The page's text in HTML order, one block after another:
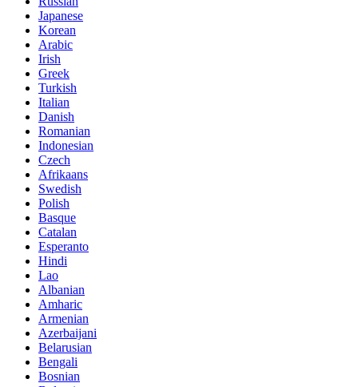
Japanese
Korean
Arabic
Irish
Greek
Turkish
Italian
Danish
Romanian
Indonesian
Czech
Afrikaans
Swedish
Polish
Basque
Catalan
Esperanto
Hindi
Lao
Albanian
Amharic
Armenian
Azerbaijani
Belarusian
Bengali
Bosnian